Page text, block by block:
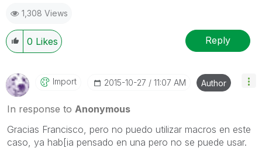
1,308 Views
0 Likes Reply
Import ‎2015-10-27 11:07 AM Author
In response to Anonymous
Gracias Francisco, pero no puedo utilizar macros en este
caso, ya hab[ia pensado en una pero no se puede usar.